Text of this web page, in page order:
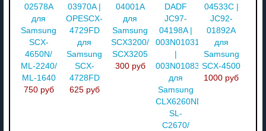
02578A
для
Samsung
SCX-
4650N/
ML-2240/
ML-1640
750 руб
03970A |
OPESCX-
4729FD
для
Samsung
SCX-
4728FD
625 руб
04001A
для
Samsung
SCX3200/
SCX3205
300 руб
DADF
JC97-
04198A |
003N01031
|
003N01083
для
Samsung
CLX6260ND/
SL-
C2670/
04533C |
JC92-
01892A
для
Samsung
SCX-4500
1000 руб